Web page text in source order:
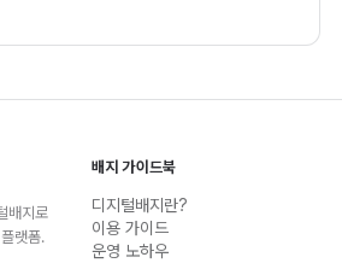
배지로
랫폼.
배지 가이드북
디지털배지란?
이용 가이드
운영 노하우